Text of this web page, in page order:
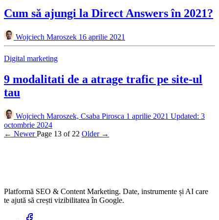
Cum să ajungi la Direct Answers în 2021?
Wojciech Maroszek 16 aprilie 2021
Digital marketing
9 modalitati de a atrage trafic pe site-ul
tau
Wojciech Maroszek, Csaba Pirosca 1 aprilie 2021 Updated: 3
octombrie 2024
← NewerPage 13 of 22 Older →
Platformă SEO & Content Marketing. Date, instrumente și AI care
te ajută să crești vizibilitatea în Google.